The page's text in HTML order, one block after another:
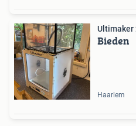
Ultimaker
Bieden
Haarlem